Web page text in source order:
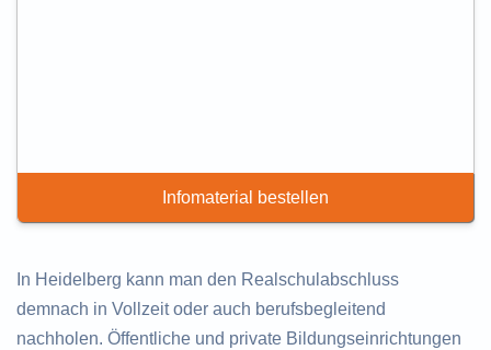
Infomaterial bestellen
In Heidelberg kann man den Realschulabschluss
demnach in Vollzeit oder auch berufsbegleitend
nachholen. Öffentliche und private Bildungseinrichtungen